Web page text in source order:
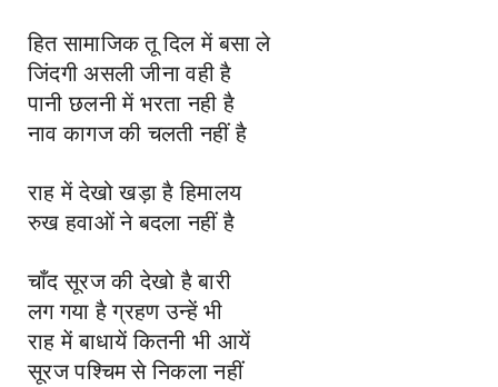
हित सामाजिक तू दिल में बसा ले
जिंदगी असली जीना वही है
पानी छलनी में भरता नही है
नाव कागज की चलती नहीं है
राह में देखो खड़ा है हिमालय
रुख हवाओं ने बदला नहीं है
चाँद सूरज की देखो है बारी
लग गया है ग्रहण उन्हें भी
राह में बाधायें कितनी भी आयें
सूरज पश्चिम से निकला नहीं